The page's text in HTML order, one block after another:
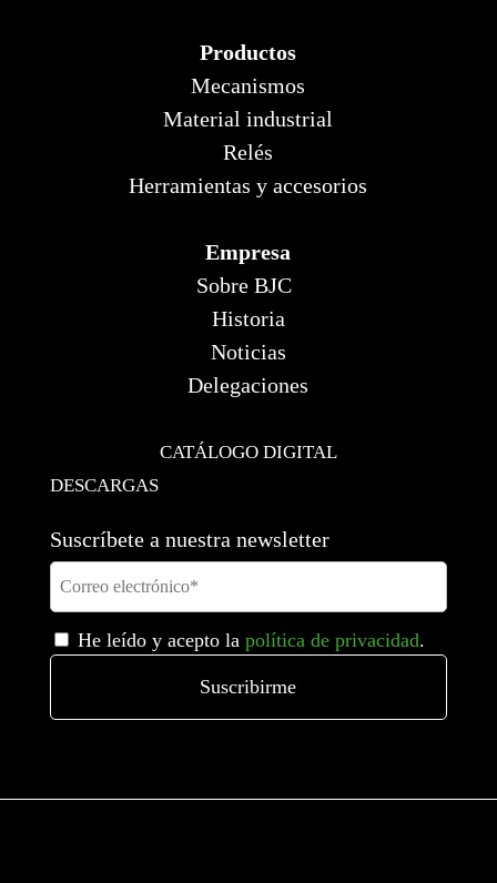
Productos
Mecanismos
Material industrial
Relés
Herramientas y accesorios
Empresa
Sobre BJC
Historia
Noticias
Delegaciones
CATÁLOGO DIGITAL
DESCARGAS
Suscríbete a nuestra newsletter
He leído y acepto la política de privacidad.